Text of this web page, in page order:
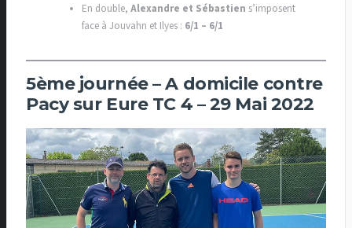
En double, Alexandre et Sébastien s’imposent
face à Jouvahn et Ilyes : 6/1 – 6/1
5ème journée – A domicile contre
Pacy sur Eure TC 4 – 29 Mai 2022